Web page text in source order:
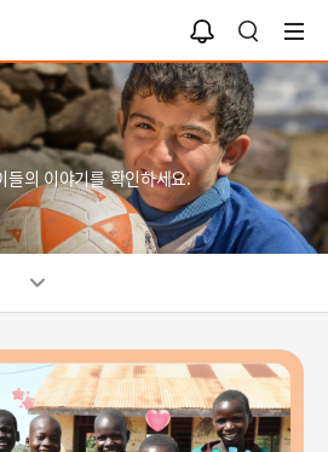
검
색
알
림
함
들의 이야기를 확인하세요.